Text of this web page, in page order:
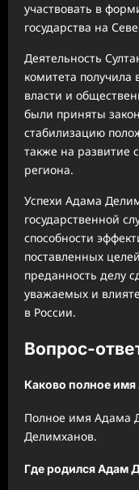
участвовать в
государства на
Деятельность
комитета получила
власти и
были приняты
стабилизацию
также на развитие
региона.
Успехи Адама
государственной
способности
поставленных
преданность делу
уважаемых и
в России.
Вопрос-
Каково полное
Полное имя Адама
Делимханов.
Где родился Адам